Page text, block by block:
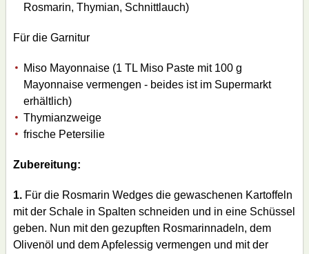
Rosmarin, Thymian, Schnittlauch)
Für die Garnitur
Miso Mayonnaise (1 TL Miso Paste mit 100 g
Mayonnaise vermengen - beides ist im Supermarkt
erhältlich)
Thymianzweige
frische Petersilie
Zubereitung:
1. Für die Rosmarin Wedges die gewaschenen Kartoffeln
mit der Schale in Spalten schneiden und in eine Schüssel
geben. Nun mit den gezupften Rosmarinnadeln, dem
Olivenöl und dem Apfelessig vermengen und mit der